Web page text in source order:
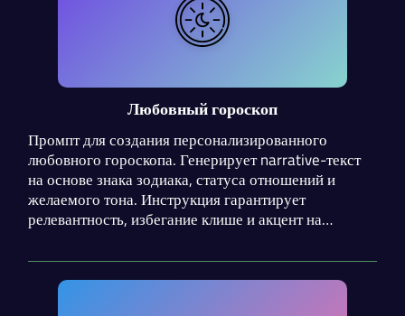
Любовный гороскоп
Промпт для создания персонализированного
любовного гороскопа. Генерирует narrative-текст
на основе знака зодиака, статуса отношений и
желаемого тона. Инструкция гарантирует
релевантность, избегание клише и акцент на
астрологическим обоснованием.